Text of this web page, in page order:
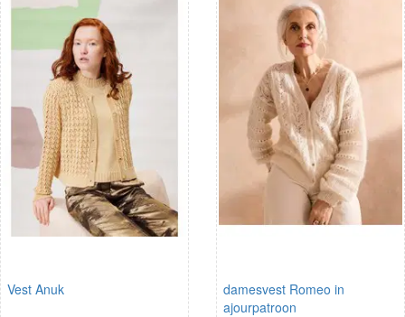
Vest Anuk
damesvest Romeo in
ajourpatroon